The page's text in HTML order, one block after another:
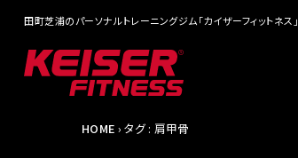
田町芝浦のパーソナルトレーニングジム「カイザーフィットネス」
HOME › タグ : 肩甲骨